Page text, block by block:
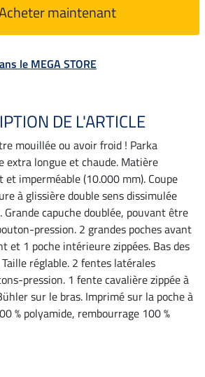
maintenant
le MEGA STORE
DE L'ARTICLE
mouillée ou avoir froid ! Parka
extra longue et chaude. Matière
imperméable (10.000 mm). Coupe
à glissière double sens dissimulée
capuche doublée, pouvant être
pression. 2 grandes poches avant
et 1 poche intérieure zippées. Bas des
réglable. 2 fentes latérales
pression. 1 fente cavalière zippée à
sur le bras. Imprimé sur la poche à
% polyamide, rembourrage 100 %